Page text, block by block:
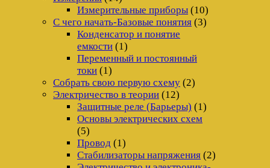
Измерительные приборы (10)
С чего начать-Базовые понятия (3)
Конденсатор и понятие
емкости (1)
Переменный и постоянный
токи (1)
Собрать свою первую схему (2)
Электричество в теории (12)
Защитные реле (Барьеры) (1)
Основы электрических схем
(5)
Провод (1)
Стабилизаторы напряжения (2)